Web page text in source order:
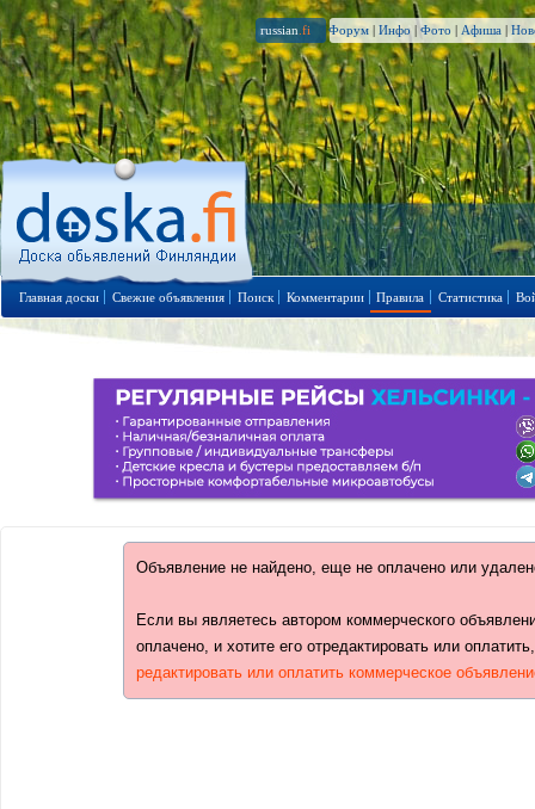
russian .fi Форум | Инфо | Фото | Афиша |
Главная доски Свежие объявления Поиск Комментарии Правила Статистика
Объявление не найдено, еще не оплачено или
Если вы являетесь автором коммерческого
оплачено, и хотите его отредактировать или
редактировать или оплатить коммерческое